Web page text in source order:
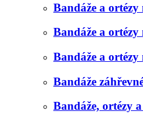
Bandáže a
Bandáže a
Bandáže a
Bandáže
Bandáže, ortézy